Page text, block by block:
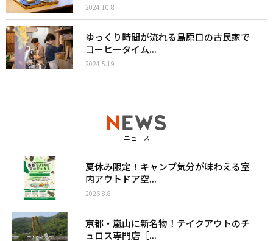
2024.10.8
ゆっくり時間が流れる島原口の古民家で
コーヒータイム...
2024.5.19
ニュース
夏休み限定！キャンプ気分が味わえる室
内アウトドア空...
2026.8.8
京都・嵐山に新名物！テイクアウトのチ
ュロス専門店［...